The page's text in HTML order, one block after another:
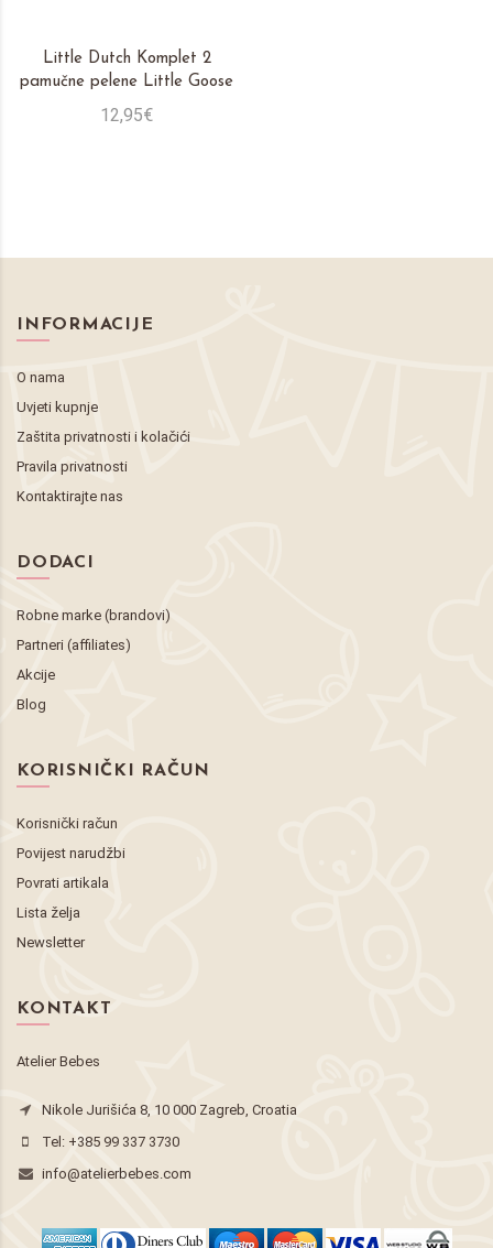
Little Dutch Komplet 2
pamučne pelene Little Goose
12,95€
INFORMACIJE
O nama
Uvjeti kupnje
Zaštita privatnosti i kolačići
Pravila privatnosti
Kontaktirajte nas
DODACI
Robne marke (brandovi)
Partneri (affiliates)
Akcije
Blog
KORISNIČKI RAČUN
Korisnički račun
Povijest narudžbi
Povrati artikala
Lista želja
Newsletter
KONTAKT
Atelier Bebes
Nikole Jurišića 8, 10 000 Zagreb, Croatia
Tel: +385 99 337 3730
info@atelierbebes.com